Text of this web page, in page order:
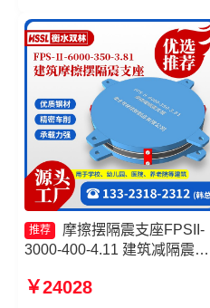
FPSII-2000-300-3.48
推荐
摩擦摆隔震支座FPSII-
3000-400-4.11 建筑减隔震摩
隔震支座生产厂家 摩擦摆隔震
￥24028